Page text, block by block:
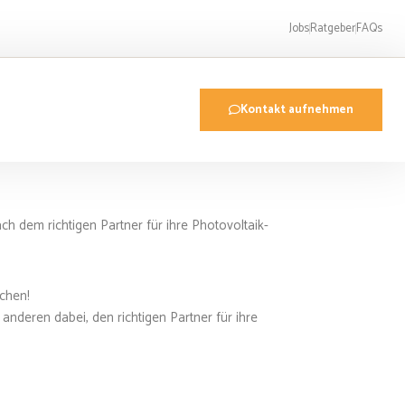
JobsRatgeberFAQs
Kontakt aufnehmen
dem richtigen Partner für ihre Photovoltaik-
dabei, den richtigen Partner für ihre